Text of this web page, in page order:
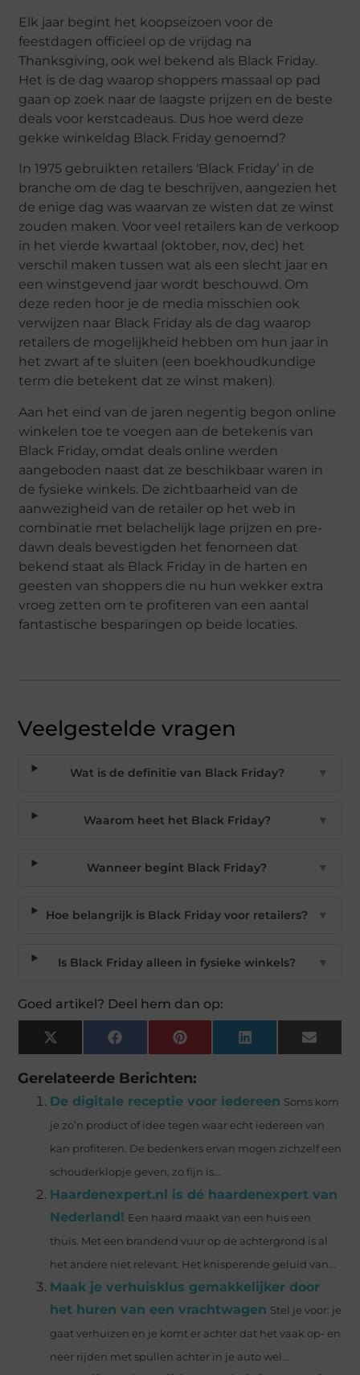
Elk jaar begint het koopseizoen voor de
feestdagen officieel op de vrijdag na
Thanksgiving, ook wel bekend als Black Friday.
Het is de dag waarop shoppers massaal op pad
gaan op zoek naar de laagste prijzen en de beste
deals voor kerstcadeaus. Dus hoe werd deze
gekke winkeldag Black Friday genoemd?
In 1975 gebruikten retailers ‘Black Friday’ in de
branche om de dag te beschrijven, aangezien het
de enige dag was waarvan ze wisten dat ze winst
zouden maken. Voor veel retailers kan de verkoop
in het vierde kwartaal (oktober, nov, dec) het
verschil maken tussen wat als een slecht jaar en
een winstgevend jaar wordt beschouwd. Om
deze reden hoor je de media misschien ook
verwijzen naar Black Friday als de dag waarop
retailers de mogelijkheid hebben om hun jaar in
het zwart af te sluiten (een boekhoudkundige
term die betekent dat ze winst maken).
Aan het eind van de jaren negentig begon online
winkelen toe te voegen aan de betekenis van
Black Friday, omdat deals online werden
aangeboden naast dat ze beschikbaar waren in
de fysieke winkels. De zichtbaarheid van de
aanwezigheid van de retailer op het web in
combinatie met belachelijk lage prijzen en pre-
dawn deals bevestigden het fenomeen dat
bekend staat als Black Friday in de harten en
geesten van shoppers die nu hun wekker extra
vroeg zetten om te profiteren van een aantal
fantastische besparingen op beide locaties.
Veelgestelde vragen
Wat is de definitie van Black Friday? ▼
Waarom heet het Black Friday? ▼
Wanneer begint Black Friday? ▼
Hoe belangrijk is Black Friday voor retailers? ▼
Is Black Friday alleen in fysieke winkels? ▼
Goed artikel? Deel hem dan op:
X
(Twitter)
Facebook Pinterest LinkedIn Email
Gerelateerde Berichten:
De digitale receptie voor iedereen Soms kom
je zo’n product of idee tegen waar echt iedereen van
kan profiteren. De bedenkers ervan mogen zichzelf een
schouderklopje geven, zo fijn is...
Haardenexpert.nl is dé haardenexpert van
Nederland! Een haard maakt van een huis een
thuis. Met een brandend vuur op de achtergrond is al
het andere niet relevant. Het knisperende geluid van...
Maak je verhuisklus gemakkelijker door
het huren van een vrachtwagen Stel je voor: je
gaat verhuizen en je komt er achter dat het vaak op- en
neer rijden met spullen achter in je auto wel...